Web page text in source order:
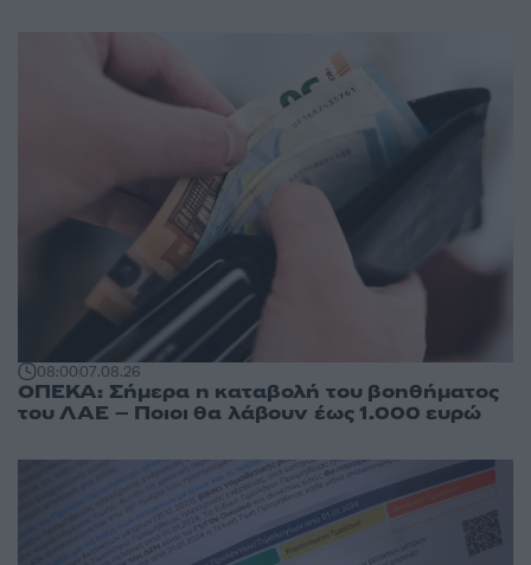
08:0007.08.26
ΟΠΕΚΑ: Σήμερα η καταβολή του βοηθήματος
του ΛΑΕ – Ποιοι θα λάβουν έως 1.000 ευρώ